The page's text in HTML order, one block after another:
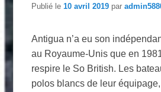
Publié le10 avril 2019 par
Antigua n’a eu son
au Royaume-Unis que en
respire le So British. Les
polos blancs de leur